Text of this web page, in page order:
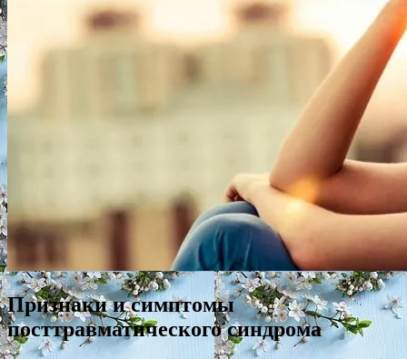
Признаки и симптомы
посттравматического синдрома